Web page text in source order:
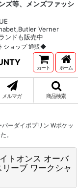
ズ等、メンズファッシ
Verner
ンドも販売中
ショップ 通販◆
カート ホーム
メルマガ 商品検索
ーダイポプリン Wポケッ
。
トオンス オーバ
ーブ ワークシャ